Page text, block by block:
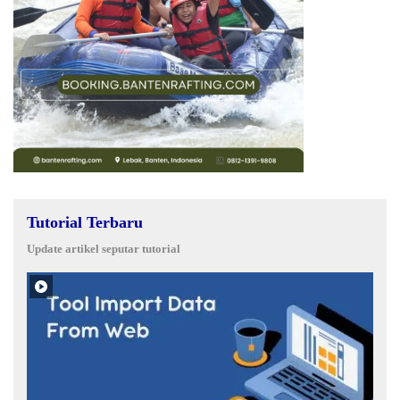
Tutorial Terbaru
Update artikel seputar tutorial